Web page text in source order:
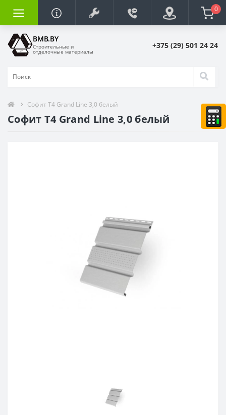
0
BMB.BY
Строительные и
отделочные материалы
+375 (29) 501 24 24
Софит T4 Grand Line 3,0 белый
Софит T4 Grand Line 3,0 белый